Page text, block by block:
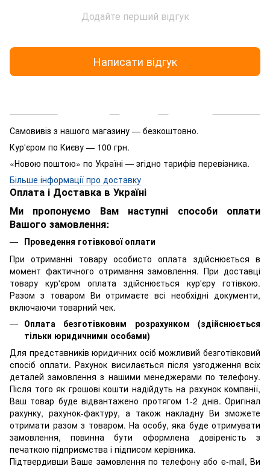
Додайте перший відгук
Написати відгук
Самовивіз з нашого магазину — безкоштовно.
Кур'єром по Києву — 100 грн.
«Новою поштою» по Україні — згідно тарифів перевізника.
Більше інформації про доставку
Оплата і Доставка в Україні
Ми пропонуємо Вам наступні способи оплати
Вашого замовлення:
Проведення готівкової оплати
При отриманні товару особисто оплата здійснюється в
момент фактичного отримання замовлення. При доставці
товару кур'єром оплата здійснюється кур'єру готівкою.
Разом з товаром Ви отримаєте всі необхідні документи,
включаючи товарний чек.
Оплата безготівковим розрахунком (здійснюється
тільки юридичними особами)
Для представників юридичних осіб можливий безготівковий
спосіб оплати. Рахунок висилається після узгодження всіх
деталей замовлення з нашими менеджерами по телефону.
Після того як грошові кошти надійдуть на рахунок компанії,
Ваш товар буде відвантажено протягом 1-2 днів. Оригінал
рахунку, рахунок-фактуру, а також накладну Ви зможете
отримати разом з товаром. На особу, яка буде отримувати
замовлення, повинна бути оформлена довіреність з
печаткою підприємства і підписом керівника.
Підтвердивши Ваше замовлення по телефону або e-mail, Ви